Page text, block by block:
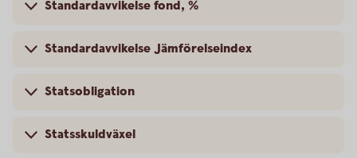
Standardavvikelse fond, %
Standardavvikelse Jämförelseindex
Statsobligation
Statsskuldväxel